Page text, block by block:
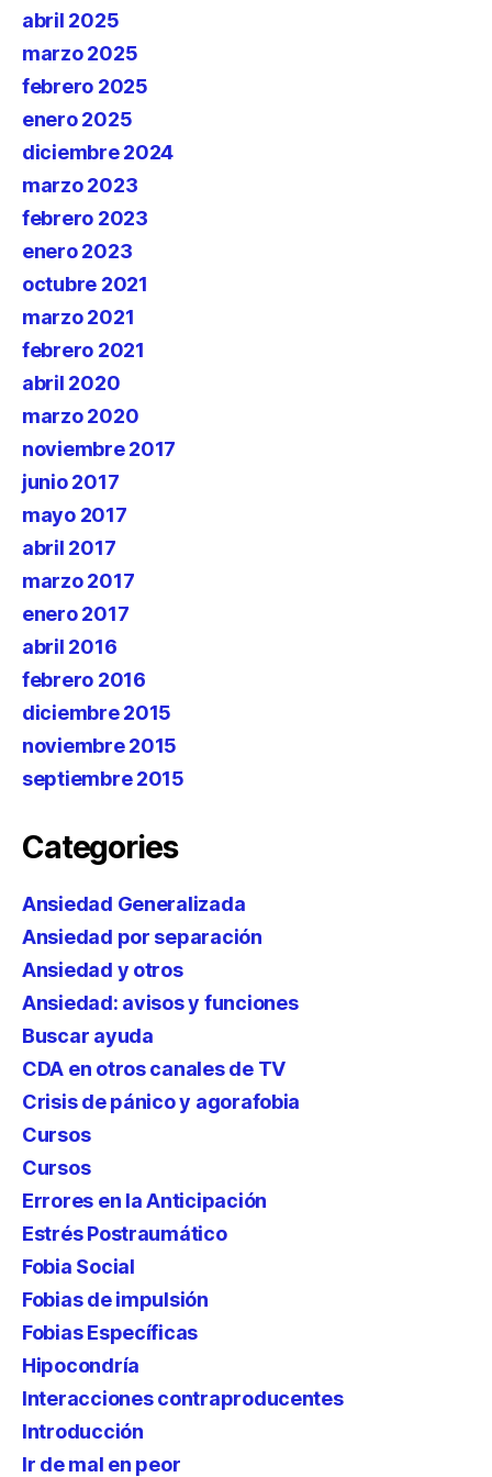
abril 2025
marzo 2025
febrero 2025
enero 2025
diciembre 2024
marzo 2023
febrero 2023
enero 2023
octubre 2021
marzo 2021
febrero 2021
abril 2020
marzo 2020
noviembre 2017
junio 2017
mayo 2017
abril 2017
marzo 2017
enero 2017
abril 2016
febrero 2016
diciembre 2015
noviembre 2015
septiembre 2015
Categories
Ansiedad Generalizada
Ansiedad por separación
Ansiedad y otros
Ansiedad: avisos y funciones
Buscar ayuda
CDA en otros canales de TV
Crisis de pánico y agorafobia
Cursos
Cursos
Errores en la Anticipación
Estrés Postraumático
Fobia Social
Fobias de impulsión
Fobias Específicas
Hipocondría
Interacciones contraproducentes
Introducción
Ir de mal en peor